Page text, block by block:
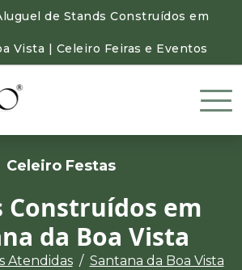
de Stands Construídos em
Vista | Celeiro Feiras e Eventos
Celeiro Festas
Construídos em
da Boa Vista
Atendidas
Santana da Boa Vista